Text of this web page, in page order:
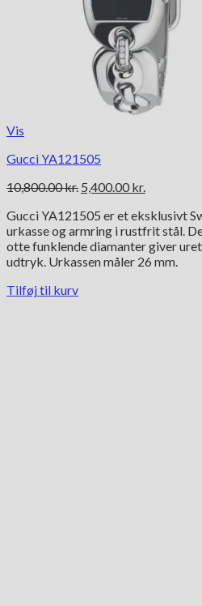
Vis
Gucci YA121505
10,800.00kr. Den
pris
var:
10,800.00 kr..
5,400.00 kr.
pris
er:
5,400.00
Gucci YA121505 er et eksklusivt
urkasse og armring i rustfrit stål.
otte funklende diamanter giver
udtryk. Urkassen måler 26 mm.
Tilføj til kurv